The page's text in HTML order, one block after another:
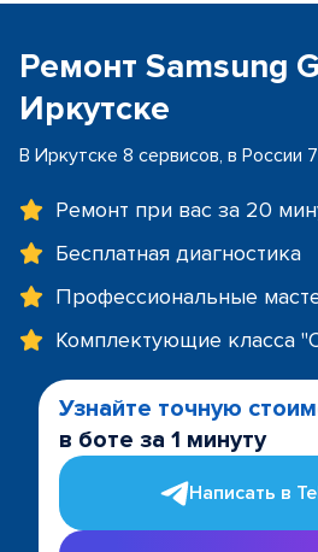
Ремонт Samsung
Иркутске
В Иркутске 8 сервисов, в России
Ремонт при вас за 20
Бесплатная диагностика
Профессиональные
Комплектующие класса
Узнайте точную
в боте за 1 минуту
Написать в